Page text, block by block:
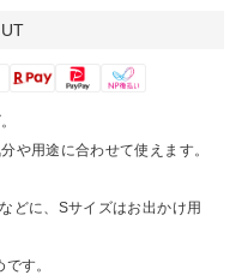
や用途に合わせて使えます。
どに、Sサイズはお出かけ用
す。